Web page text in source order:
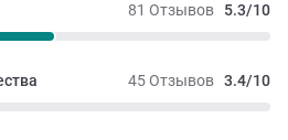
81 Отзывов 5.3/10
45 Отзывов 3.4/10